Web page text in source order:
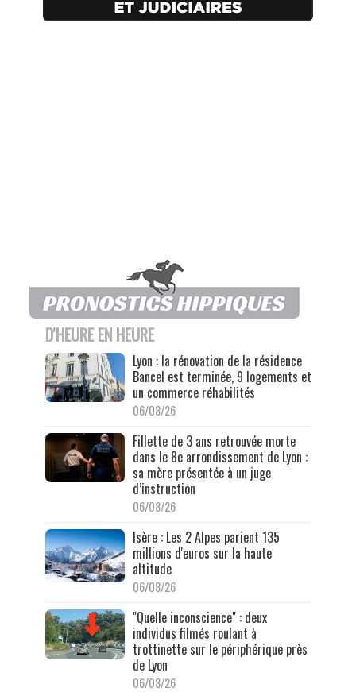
D'HEURE EN HEURE
Lyon : la rénovation de la résidence
Bancel est terminée, 9 logements et
un commerce réhabilités
06/08/26
Fillette de 3 ans retrouvée morte
dans le 8e arrondissement de Lyon :
sa mère présentée à un juge
d’instruction
06/08/26
Isère : Les 2 Alpes parient 135
millions d'euros sur la haute
altitude
06/08/26
"Quelle inconscience" : deux
individus filmés roulant à
trottinette sur le périphérique près
de Lyon
06/08/26